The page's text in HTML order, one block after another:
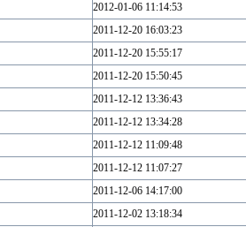
2012-01-06 11:14:53
2011-12-20 16:03:23
2011-12-20 15:55:17
2011-12-20 15:50:45
2011-12-12 13:36:43
2011-12-12 13:34:28
2011-12-12 11:09:48
2011-12-12 11:07:27
2011-12-06 14:17:00
2011-12-02 13:18:34